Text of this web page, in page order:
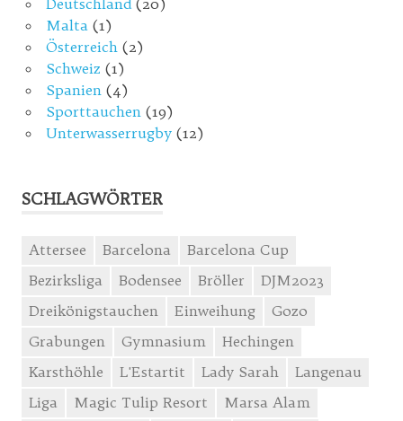
Deutschland(20)
Malta(1)
Österreich(2)
Schweiz (1)
Spanien(4)
Sporttauchen(19)
Unterwasserrugby(12)
SCHLAGWÖRTER
Attersee Barcelona
Barcelona Cup
Bezirksliga
Bodensee Bröller
DJM2023
Dreikönigstauchen
Einweihung
Gozo
Grabungen
Gymnasium
Hechingen
Karsthöhle
L'Estartit Lady Sarah
Langenau
Liga
Magic Tulip Resort Marsa Alam